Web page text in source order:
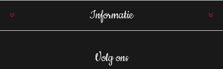
Informatie
Volg ons